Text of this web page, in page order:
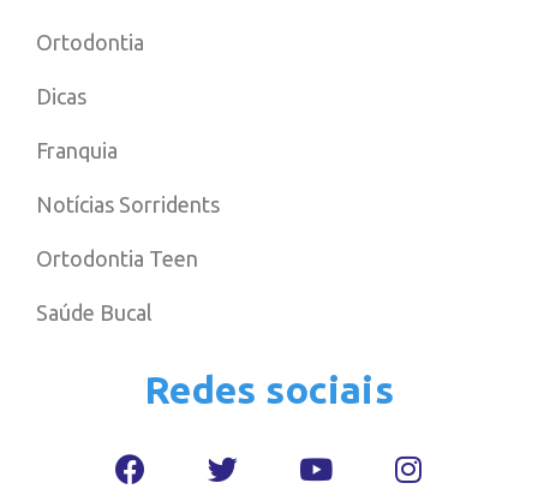
Ortodontia
Dicas
Franquia
Notícias Sorridents
Ortodontia Teen
Saúde Bucal
Redes sociais